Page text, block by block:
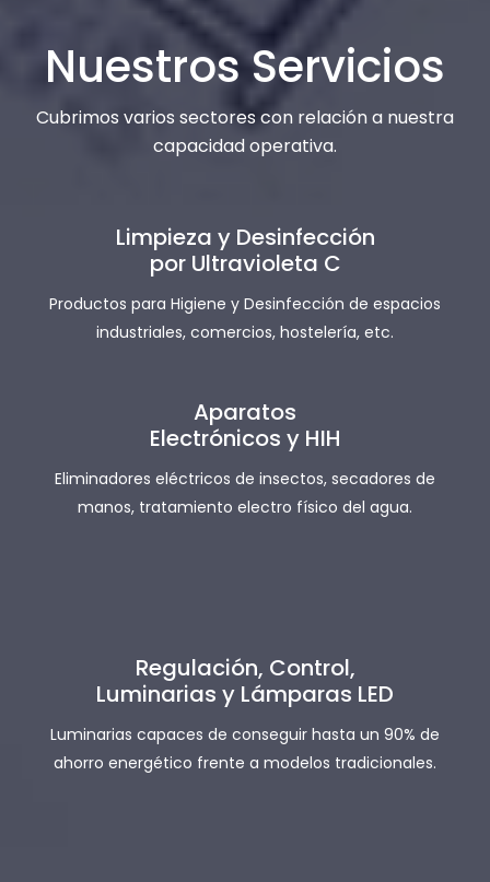
Nuestros Servicios
Cubrimos varios sectores con relación a nuestra
capacidad operativa.
Limpieza y Desinfección
por Ultravioleta C
Productos para Higiene y Desinfección de espacios
industriales, comercios, hostelería, etc.
Aparatos
Electrónicos y HIH
Eliminadores eléctricos de insectos, secadores de
manos, tratamiento electro físico del agua.
Regulación, Control,
Luminarias y Lámparas LED
Luminarias capaces de conseguir hasta un 90% de
ahorro energético frente a modelos tradicionales.